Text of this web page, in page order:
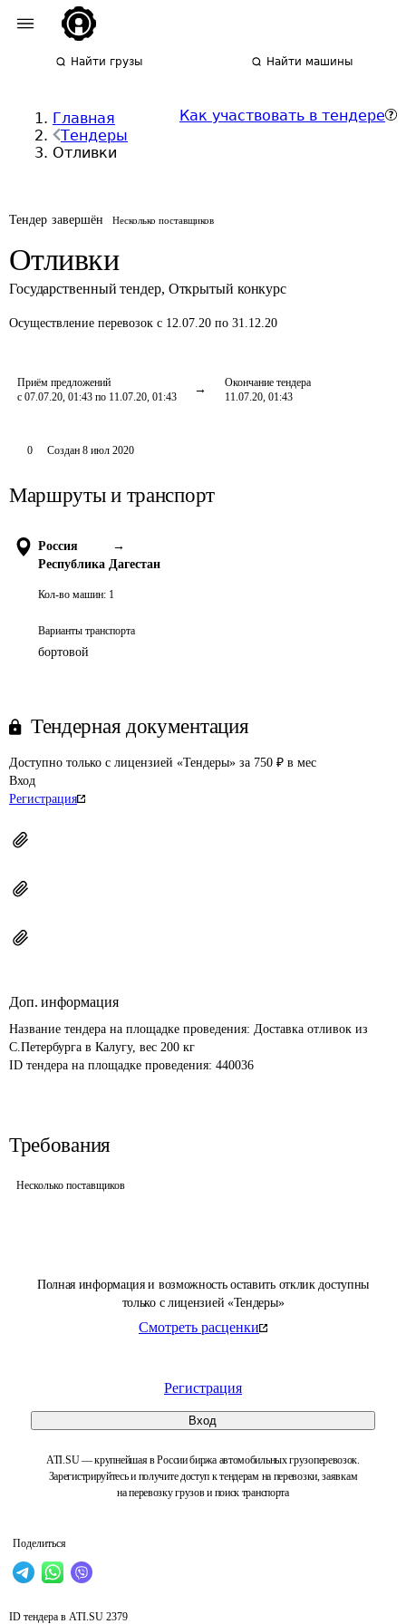
Найти грузы Найти машины
Главная
Тендеры
Отливки
Как участвовать в тендере
Тендер завершён Несколько поставщиков
Отливки
Государственный тендер, Открытый конкурс
Осуществление перевозок с 12.07.20 по 31.12.20
Приём предложений
с 07.07.20, 01:43 по 11.07.20, 01:43
Окончание тендера
11.07.20, 01:43
Полная информация и возможность оставить отклик доступны
только с лицензией «Тендеры»
Смотреть расценки
Регистрация
Вход
ATI.SU — крупнейшая в России биржа автомобильных грузоперевозок.
Зарегистрируйтесь и получите доступ к тендерам на перевозки, заявкам
на перевозку грузов и поиск транспорта
Поделиться
0 Создан 8 июл 2020
Маршруты и транспорт
Россия
→
Республика Дагестан
Кол-во машин: 1
Варианты транспорта
бортовой
Тендерная документация
Доступно только с лицензией «Тендеры» за 750 ₽ в мес
Вход
Регистрация
Доп. информация
Название тендера на площадке проведения: Доставка отливок из
С.Петербурга в Калугу, вес 200 кг
ID тендера на площадке проведения: 440036
Требования
Несколько поставщиков
ID тендера в ATI.SU 2379